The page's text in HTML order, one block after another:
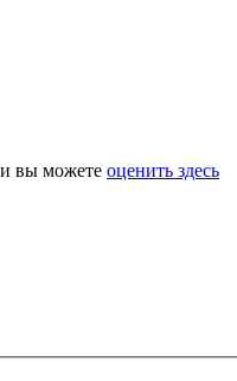
вы можете оценить здесь